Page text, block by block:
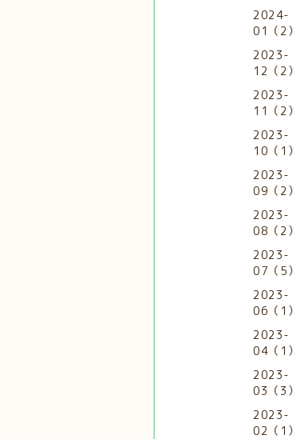
2024-
01（2）
2023-
12（2）
2023-
11（2）
2023-
10（1）
2023-
09（2）
2023-
08（2）
2023-
07（5）
2023-
06（1）
2023-
04（1）
2023-
03（3）
2023-
02（1）